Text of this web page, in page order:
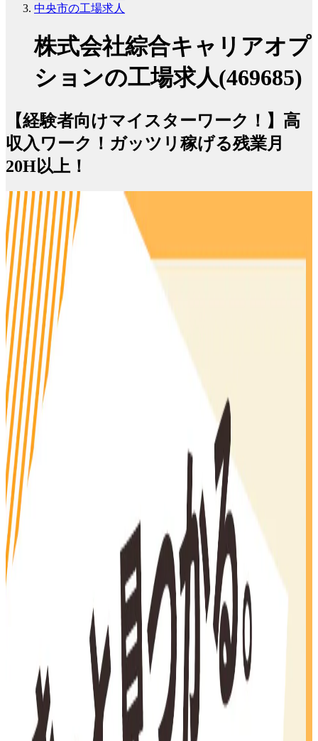
中央市の工場求人
株式会社綜合キャリアオプ
ションの工場求人(469685)
【経験者向けマイスターワーク！】高
収入ワーク！ガッツリ稼げる残業月
20H以上！